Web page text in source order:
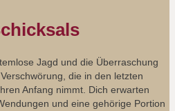
Jagd und die Überraschung
die in den letzten
Anfang nimmt. Dich erwarten
und eine gehörige Portion